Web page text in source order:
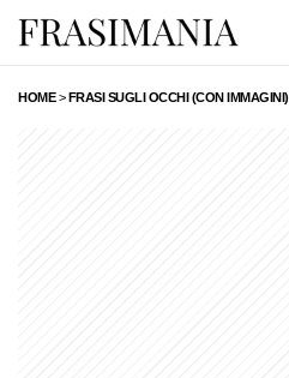
HOME>FRASI SUGLI OCCHI (CON IMMAGINI)